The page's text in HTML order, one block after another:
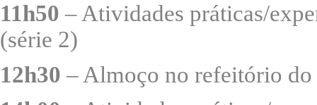
11h50 – Atividades práticas/
(série 2)
12h30 – Almoço no refeitório do